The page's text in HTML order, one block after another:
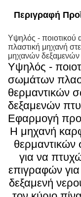
Περιγραφή
Υψηλός - ποιοτικού
πλαστική μηχανή
μηχανών
Υψηλός -
σωμάτων
θερμαντικών
δεξαμενών
Εφαρμογή
Η μηχανή
θερμαντικών
για να
επιγραφών
δεξαμενή